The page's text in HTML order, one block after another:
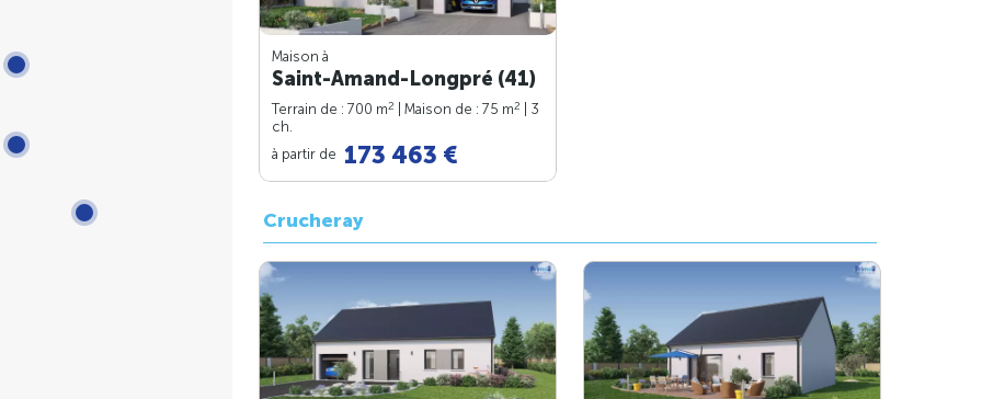
Maison à
Saint-Amand-Longpré (41)
Terrain de : 700 m2 | Maison de : 75 m2
| 3
ch.
à partir de 173 463 €
Crucheray